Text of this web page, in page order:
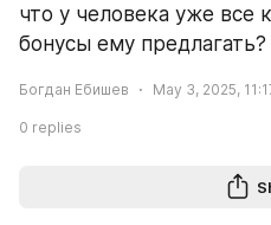
что у человека уже все
бонусы ему
Богдан Ебишев May 3, 2025,
0 replies